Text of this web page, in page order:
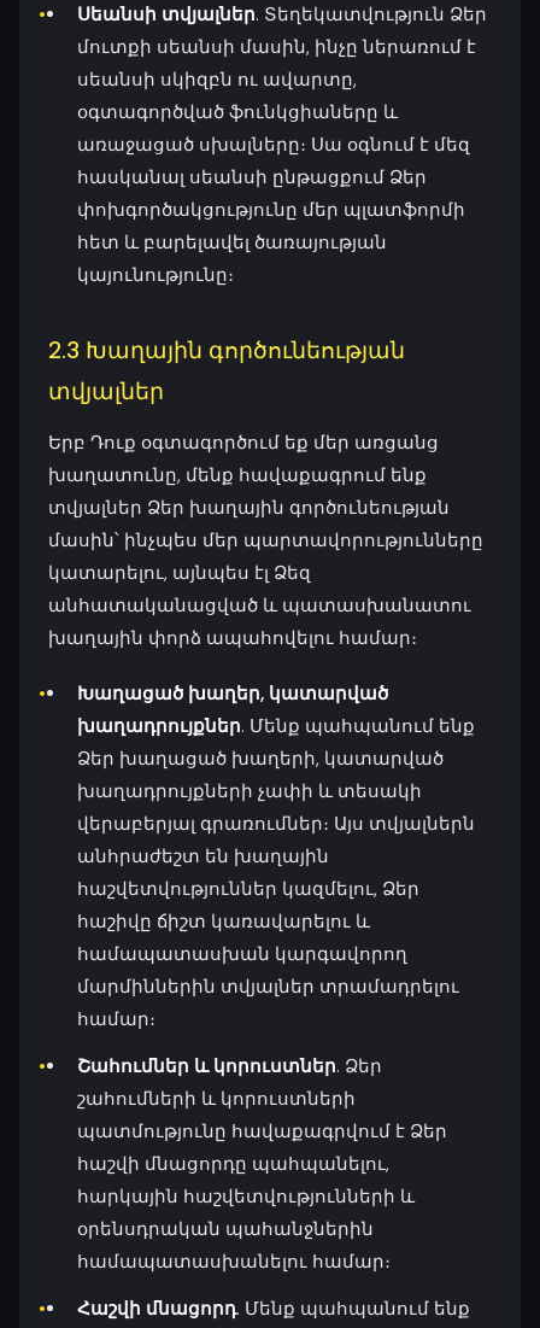
Սեանսի տվյալներ. Տեղեկատվություն Ձեր
մուտքի սեանսի մասին, ինչը ներառում է
սեանսի սկիզբն ու ավարտը,
օգտագործված ֆունկցիաները և
առաջացած սխալները։ Սա օգնում է մեզ
հասկանալ սեանսի ընթացքում Ձեր
փոխգործակցությունը մեր պլատֆորմի
հետ և բարելավել ծառայության
կայունությունը։
2.3 Խաղային գործունեության
տվյալներ
Երբ Դուք օգտագործում եք մեր առցանց
խաղատունը, մենք հավաքագրում ենք
տվյալներ Ձեր խաղային գործունեության
մասին՝ ինչպես մեր պարտավորությունները
կատարելու, այնպես էլ Ձեզ
անհատականացված և պատասխանատու
խաղային փորձ ապահովելու համար։
Խաղացած խաղեր, կատարված
խաղադրույքներ. Մենք պահպանում ենք
Ձեր խաղացած խաղերի, կատարված
խաղադրույքների չափի և տեսակի
վերաբերյալ գրառումներ։ Այս տվյալներն
անհրաժեշտ են խաղային
հաշվետվություններ կազմելու, Ձեր
հաշիվը ճիշտ կառավարելու և
համապատասխան կարգավորող
մարմիններին տվյալներ տրամադրելու
համար։
Շահումներ և կորուստներ. Ձեր
շահումների և կորուստների
պատմությունը հավաքագրվում է Ձեր
հաշվի մնացորդը պահպանելու,
հարկային հաշվետվությունների և
օրենսդրական պահանջներին
համապատասխանելու համար։
Հաշվի մնացորդ. Մենք պահպանում ենք